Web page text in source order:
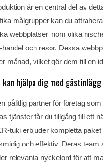
är en central del av
målgrupper kan du
webbplatser inom olika
handel och resor. Dessa
månad, vilket gör dem till en
kan hjälpa dig med gästinlägg
pålitlig partner för företag
tjänster får du tillgång till ett
tuki erbjuder kompletta
och effektiv. Deras
relevanta nyckelord för att